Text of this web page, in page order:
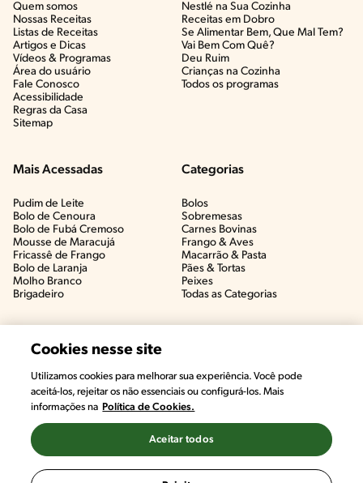
Quem somos
Nossas Receitas
Listas de Receitas​
Artigos e Dicas​
Vídeos & Programas​
Área do usuário
Fale Conosco
Acessibilidade
Regras da Casa
Sitemap
Nestlé na Sua Cozinha
Receitas em Dobro
Se Alimentar Bem, Que Mal Tem?​
Vai Bem Com Quê?​
Deu Ruim​
Crianças na Cozinha​
Todos os programas
Mais Acessadas
Pudim de Leite
Bolo de Cenoura
Bolo de Fubá Cremoso
Mousse de Maracujá
Fricassê de Frango
Bolo de Laranja
Molho Branco
Brigadeiro
Categorias
Bolos
Sobremesas
Carnes Bovinas​
Frango & Aves​
Macarrão & Pasta​
Pães & Tortas​
Peixes
Todas as Categorias
Cookies nesse site
Utilizamos cookies para melhorar sua experiência. Você pode
aceitá-los, rejeitar os não essenciais ou configurá-los. Mais
informações na Política de Cookies.
Aceitar todos